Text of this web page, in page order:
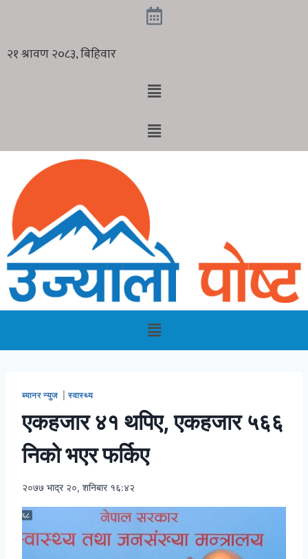
ब्यानर न्युज |स्वास्थ्य
एकहजार ४१ थपिए, एकहजार ५६६
निको भएर फर्किए
२०७७ भाद्र २०, शनिबार १६:४२